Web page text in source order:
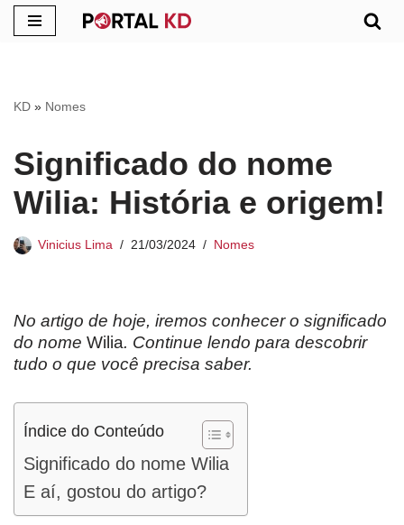
conteúdo
KD » Nomes
Significado do nome
Wilia: História e origem!
Vinicius Lima 21/03/2024 Nomes
No artigo de hoje, iremos conhecer o significado
do nome Wilia. Continue lendo para descobrir
tudo o que você precisa saber.
Índice do Conteúdo
Significado do nome Wilia
E aí, gostou do artigo?